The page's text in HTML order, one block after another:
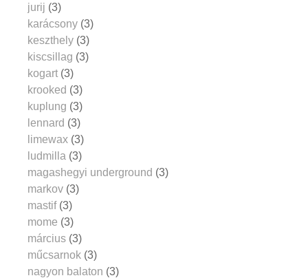
jurij (3)
karácsony (3)
keszthely (3)
kiscsillag (3)
kogart (3)
krooked (3)
kuplung (3)
lennard (3)
limewax (3)
ludmilla (3)
magashegyi underground (3)
markov (3)
mastif (3)
mome (3)
március (3)
műcsarnok (3)
nagyon balaton (3)